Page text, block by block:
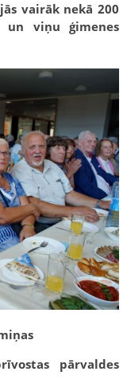
vairāk nekā 200
un viņu ģimenes
pārvaldes